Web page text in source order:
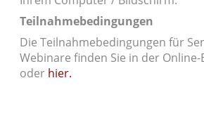
Teilnahmebedingungen
Die Teilnahmebedingungen für
Webinare finden Sie in der
oder hier.